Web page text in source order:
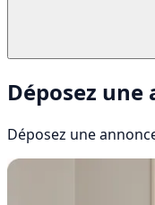
Déposez
Déposez une